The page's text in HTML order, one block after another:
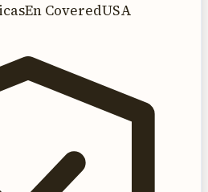
En CoveredUSA